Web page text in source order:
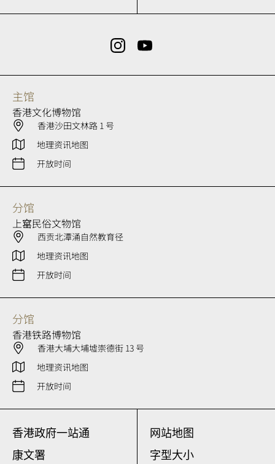
主馆
香港文化博物馆
香港沙田文林路 1 号
地理资讯地图
开放时间
分馆
上窰民俗文物馆
西贡北潭涌自然教育径
地理资讯地图
开放时间
分馆
香港铁路博物馆
香港大埔大埔墟崇德街 13 号
地理资讯地图
开放时间
香港政府一站通
康文署
网站地图
字型大小